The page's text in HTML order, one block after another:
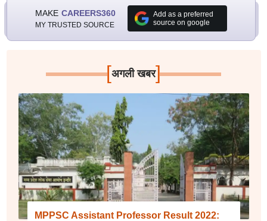
MAKE CAREERS360
MY TRUSTED SOURCE
Add as a preferred
source on google
[अगली खबर]
MPPSC Assistant Professor Result 2022: